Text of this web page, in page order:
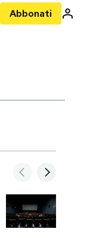
Abbonati